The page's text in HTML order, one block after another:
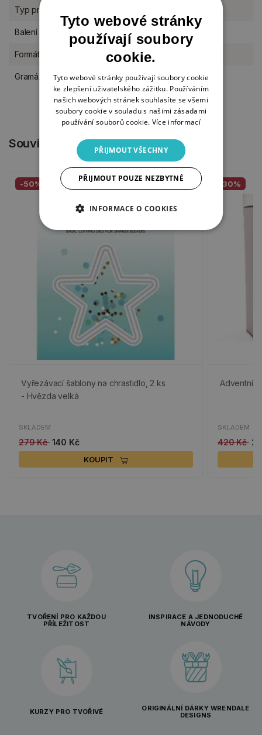
Typ produktu
Balení kus
Formát A4
Gramáž 200 g/m2
Související produkty
-50%
Vyřezávací šablony na chrastidlo, 2 ks
- Hvězda velká
SKLADEM
279 Kč 140 Kč
KOUPIT
-30%
Adventní
SKLADEM
420 Kč
TVOŘENÍ PRO KAŽDOU
PŘÍLEŽITOST
INSPIRACE A JEDNODUCHÉ
NÁVODY
KURZY PRO TVOŘIVÉ
ORIGINÁLNÍ DÁRKY WRENDALE
DESIGNS
Tyto webové stránky
používají soubory
cookie.
Tyto webové stránky používají soubory cookie
ke zlepšení uživatelského zážitku. Používáním
našich webových stránek souhlasíte se všemi
soubory cookie v souladu s našimi zásadami
používání souborů cookie. Více informací
PŘIJMOUT VŠECHNY
PŘIJMOUT POUZE NEZBYTNÉ
INFORMACE O COOKIES